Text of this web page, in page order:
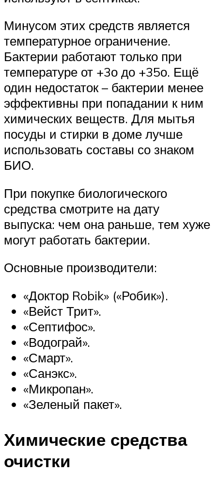
Минусом этих средств является
температурное ограничение.
Бактерии работают только при
температуре от +3о до +35о. Ещё
один недостаток – бактерии менее
эффективны при попадании к ним
химических веществ. Для мытья
посуды и стирки в доме лучше
использовать составы со знаком
БИО.
При покупке биологического
средства смотрите на дату
выпуска: чем она раньше, тем хуже
могут работать бактерии.
Основные производители:
«Доктор Robik» («Робик»).
«Вейст Трит».
«Септифос».
«Водограй».
«Смарт».
«Санэкс».
«Микропан».
«Зеленый пакет».
Химические средства
очистки